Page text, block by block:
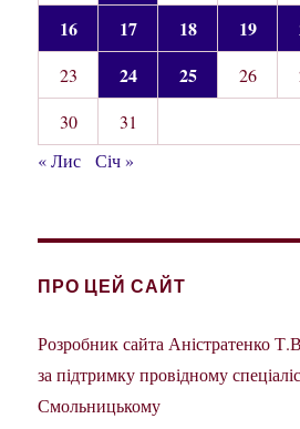
16 17 18 19
23
24 25 26
30
31
« Лис
Січ »
ПРО ЦЕЙ САЙТ
Розробник сайта Аністратенко
за підтримку провідному
Смольницькому